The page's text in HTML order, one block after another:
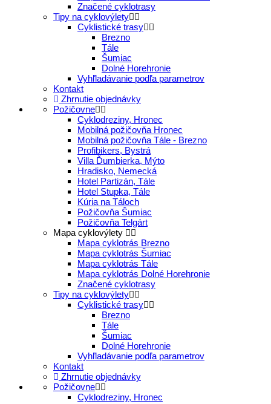
Značené cyklotrasy
Tipy na cyklovýlety
Cyklistické trasy
Brezno
Tále
Šumiac
Dolné Horehronie
Vyhľladávanie podľa parametrov
Kontakt
Zhrnutie objednávky
Požičovne
Cyklodreziny, Hronec
Mobilná požičovňa Hronec
Mobilná požičovňa Tále - Brezno
Profibikers, Bystrá
Villa Ďumbierka, Mýto
Hradisko, Nemecká
Hotel Partizán, Tále
Hotel Stupka, Tále
Kúria na Táloch
Požičovňa Šumiac
Požičovňa Telgárt
Mapa cyklovýlety
Mapa cyklotrás Brezno
Mapa cyklotrás Šumiac
Mapa cyklotrás Tále
Mapa cyklotrás Dolné Horehronie
Značené cyklotrasy
Tipy na cyklovýlety
Cyklistické trasy
Brezno
Tále
Šumiac
Dolné Horehronie
Vyhľladávanie podľa parametrov
Kontakt
Zhrnutie objednávky
Požičovne
Cyklodreziny, Hronec